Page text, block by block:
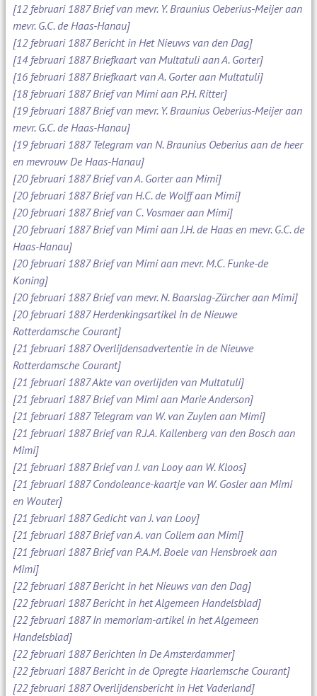
[12 februari 1887 Brief van mevr. Y. Braunius Oeberius-Meijer aan
mevr. G.C. de Haas-Hanau]
[12 februari 1887 Bericht in Het Nieuws van den Dag]
[14 februari 1887 Briefkaart van Multatuli aan A. Gorter]
[16 februari 1887 Briefkaart van A. Gorter aan Multatuli]
[18 februari 1887 Brief van Mimi aan P.H. Ritter]
[19 februari 1887 Brief van mevr. Y. Braunius Oeberius-Meijer aan
mevr. G.C. de Haas-Hanau]
[19 februari 1887 Telegram van N. Braunius Oeberius aan de heer
en mevrouw De Haas-Hanau]
[20 februari 1887 Brief van A. Gorter aan Mimi]
[20 februari 1887 Brief van H.C. de Wolff aan Mimi]
[20 februari 1887 Brief van C. Vosmaer aan Mimi]
[20 februari 1887 Brief van Mimi aan J.H. de Haas en mevr. G.C. de
Haas-Hanau]
[20 februari 1887 Brief van Mimi aan mevr. M.C. Funke-de
Koning]
[20 februari 1887 Brief van mevr. N. Baarslag-Zürcher aan Mimi]
[20 februari 1887 Herdenkingsartikel in de Nieuwe
Rotterdamsche Courant]
[21 februari 1887 Overlijdensadvertentie in de Nieuwe
Rotterdamsche Courant]
[21 februari 1887 Akte van overlijden van Multatuli]
[21 februari 1887 Brief van Mimi aan Marie Anderson]
[21 februari 1887 Telegram van W. van Zuylen aan Mimi]
[21 februari 1887 Brief van R.J.A. Kallenberg van den Bosch aan
Mimi]
[21 februari 1887 Brief van J. van Looy aan W. Kloos]
[21 februari 1887 Condoleance-kaartje van W. Gosler aan Mimi
en Wouter]
[21 februari 1887 Gedicht van J. van Looy]
[21 februari 1887 Brief van A. van Collem aan Mimi]
[21 februari 1887 Brief van P.A.M. Boele van Hensbroek aan
Mimi]
[22 februari 1887 Bericht in het Nieuws van den Dag]
[22 februari 1887 Bericht in het Algemeen Handelsblad]
[22 februari 1887 In memoriam-artikel in het Algemeen
Handelsblad]
[22 februari 1887 Berichten in De Amsterdammer]
[22 februari 1887 Bericht in de Opregte Haarlemsche Courant]
[22 februari 1887 Overlijdensbericht in Het Vaderland]